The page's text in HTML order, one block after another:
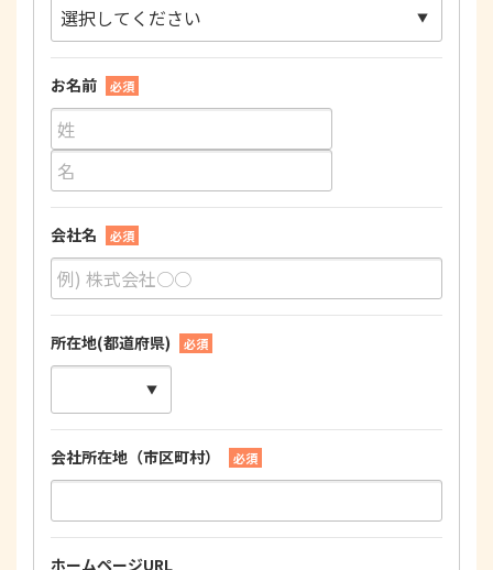
お名前 必須
会社名 必須
所在地(都道府県) 必須
会社所在地（市区町村） 必須
ホームページURL